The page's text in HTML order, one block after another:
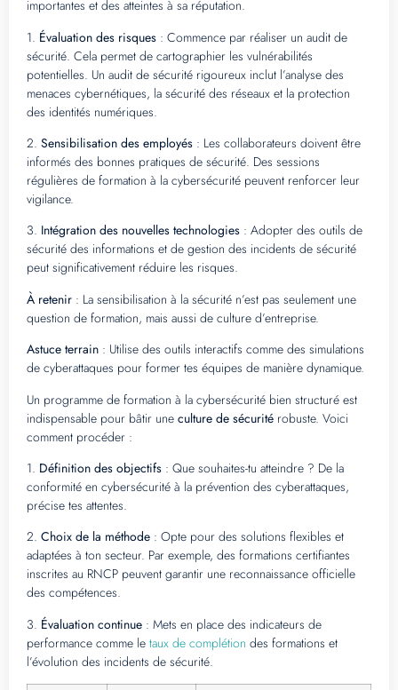
importantes et des atteintes à sa réputation.
1. Évaluation des risques : Commence par réaliser un audit de
sécurité. Cela permet de cartographier les vulnérabilités
potentielles. Un audit de sécurité rigoureux inclut l’analyse des
menaces cybernétiques, la sécurité des réseaux et la protection
des identités numériques.
2. Sensibilisation des employés : Les collaborateurs doivent être
informés des bonnes pratiques de sécurité. Des sessions
régulières de formation à la cybersécurité peuvent renforcer leur
vigilance.
3. Intégration des nouvelles technologies : Adopter des outils de
sécurité des informations et de gestion des incidents de sécurité
peut significativement réduire les risques.
À retenir : La sensibilisation à la sécurité n’est pas seulement une
question de formation, mais aussi de culture d’entreprise.
Astuce terrain : Utilise des outils interactifs comme des simulations
de cyberattaques pour former tes équipes de manière dynamique.
Un programme de formation à la cybersécurité bien structuré est
indispensable pour bâtir une culture de sécurité robuste. Voici
comment procéder :
1. Définition des objectifs : Que souhaites-tu atteindre ? De la
conformité en cybersécurité à la prévention des cyberattaques,
précise tes attentes.
2. Choix de la méthode : Opte pour des solutions flexibles et
adaptées à ton secteur. Par exemple, des formations certifiantes
inscrites au RNCP peuvent garantir une reconnaissance officielle
des compétences.
3. Évaluation continue : Mets en place des indicateurs de
performance comme le taux de complétion des formations et
l’évolution des incidents de sécurité.